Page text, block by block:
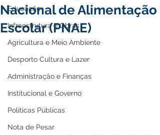
Educação
Infraestrutura e Obras
Agricultura e Meio Ambiente
Desporto Cultura e Lazer
Administração e Finanças
Institucional e Governo
Políticas Públicas
Nota de Pesar
Nacional de Alimentação
Escolar (PNAE)